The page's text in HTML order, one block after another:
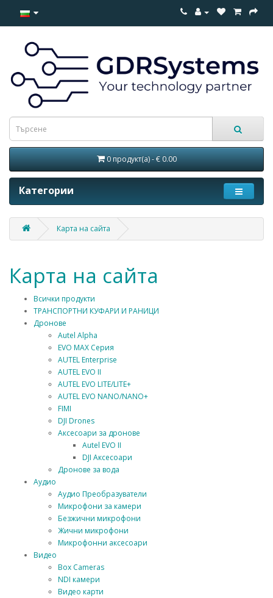
0 продукт(а) - € 0.00
Категории
Карта на сайта
Карта на сайта
Всички продукти
ТРАНСПОРТНИ КУФАРИ И РАНИЦИ
Дронове
Autel Alpha
EVO MAX Серия
AUTEL Enterprise
AUTEL EVO II
AUTEL EVO LITE/LITE+
AUTEL EVO NANO/NANO+
FIMI
DJI Drones
Аксесоари за дронове
Autel EVO II
DJI Аксесоари
Дронове за вода
Аудио
Аудио Преобразуватели
Микрофони за камери
Безжични микрофони
Жични микрофони
Микрофонни аксесоари
Видео
Box Cameras
NDI камери
Видео карти